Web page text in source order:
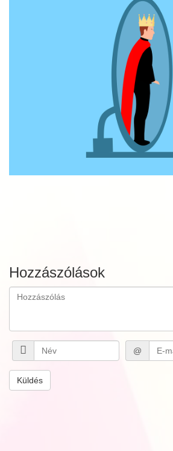
Hozzászólások
@
Küldés